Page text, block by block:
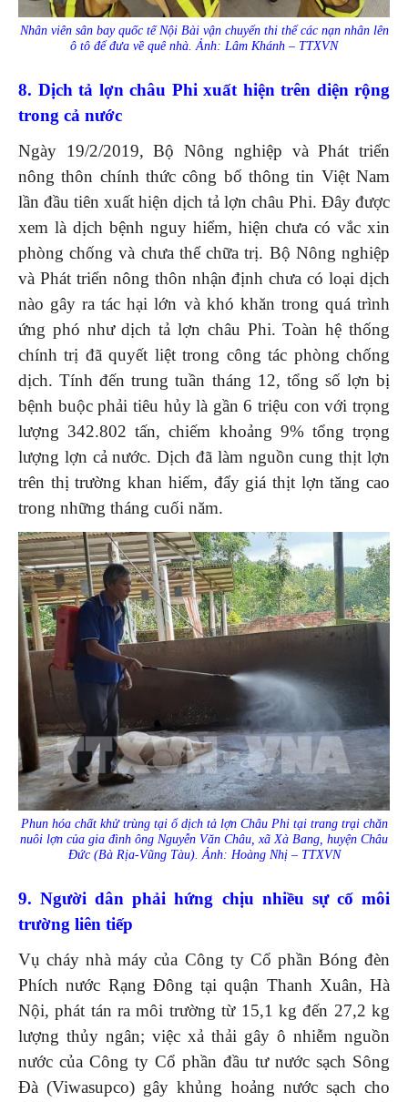
Nhân viên sân bay quốc tế Nội Bài vận chuyển thi thể các nạn nhân lên
ô tô để đưa về quê nhà. Ảnh: Lâm Khánh – TTXVN
8. Dịch tả lợn châu Phi xuất hiện trên diện rộng
trong cả nước
Ngày 19/2/2019, Bộ Nông nghiệp và Phát triển
nông thôn chính thức công bố thông tin Việt Nam
lần đầu tiên xuất hiện dịch tả lợn châu Phi. Đây được
xem là dịch bệnh nguy hiểm, hiện chưa có vắc xin
phòng chống và chưa thể chữa trị. Bộ Nông nghiệp
và Phát triển nông thôn nhận định chưa có loại dịch
nào gây ra tác hại lớn và khó khăn trong quá trình
ứng phó như dịch tả lợn châu Phi. Toàn hệ thống
chính trị đã quyết liệt trong công tác phòng chống
dịch. Tính đến trung tuần tháng 12, tổng số lợn bị
bệnh buộc phải tiêu hủy là gần 6 triệu con với trọng
lượng 342.802 tấn, chiếm khoảng 9% tổng trọng
lượng lợn cả nước. Dịch đã làm nguồn cung thịt lợn
trên thị trường khan hiếm, đẩy giá thịt lợn tăng cao
trong những tháng cuối năm.
Phun hóa chất khử trùng tại ổ dịch tả lợn Châu Phi tại trang trại chăn
nuôi lợn của gia đình ông Nguyễn Văn Châu, xã Xà Bang, huyện Châu
Đức (Bà Rịa-Vũng Tàu). Ảnh: Hoàng Nhị – TTXVN
9. Người dân phải hứng chịu nhiều sự cố môi
trường liên tiếp
Vụ cháy nhà máy của Công ty Cổ phần Bóng đèn
Phích nước Rạng Đông tại quận Thanh Xuân, Hà
Nội, phát tán ra môi trường từ 15,1 kg đến 27,2 kg
lượng thủy ngân; việc xả thải gây ô nhiễm nguồn
nước của Công ty Cổ phần đầu tư nước sạch Sông
Đà (Viwasupco) gây khủng hoảng nước sạch cho